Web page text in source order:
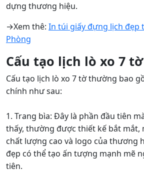
dựng thương hiệu.
→Xem thê: In túi giấy đựng lịch đẹp
Phòng
Cấu tạo lịch lò xo 7 tờ
Cấu tạo lịch lò xo 7 tờ thường bao
chính như sau:
1. Trang bìa: Đây là phần đầu tiên
thấy, thường được thiết kế bắt mắt,
chất lượng cao và logo của thương
đẹp có thể tạo ấn tượng mạnh mẽ
tiên.